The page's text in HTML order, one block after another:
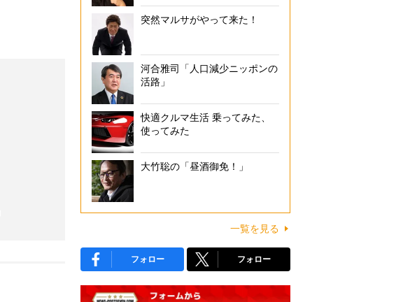
突然マルサがやって来た！
河合雅司「人口減少ニッポンの
活路」
快適クルマ生活 乗ってみた、
使ってみた
大竹聡の「昼酒御免！」
一覧を見る
フォロー フォロー